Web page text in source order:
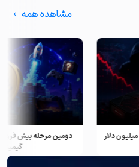
مشاهده همه
هک کیف پول کلدکارت؛ ناپدید شدن ۳۸ میلیون دلار
دومین مرحله پیش